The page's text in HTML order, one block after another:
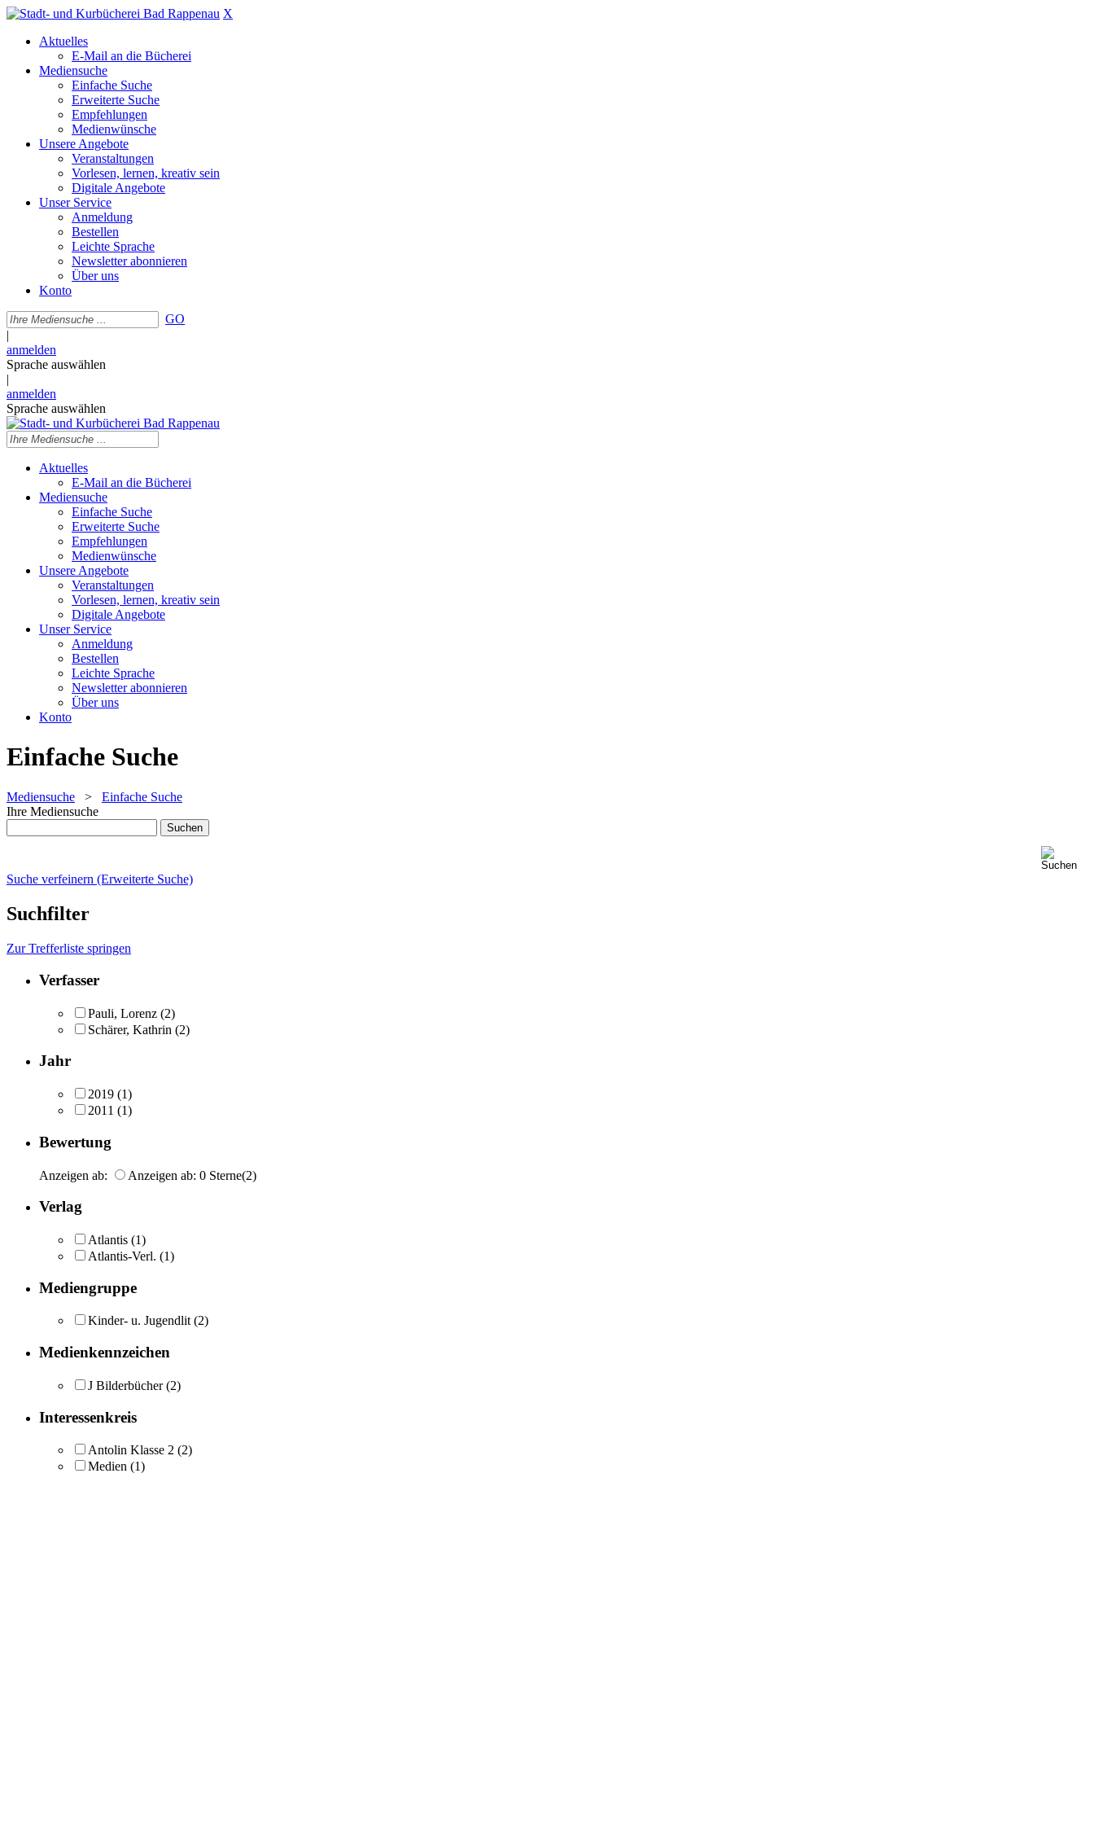
X
Aktuelles
E-Mail an die Bücherei
Mediensuche
Einfache Suche
Erweiterte Suche
Empfehlungen
Medienwünsche
Unsere Angebote
Veranstaltungen
Vorlesen, lernen, kreativ sein
Digitale Angebote
Unser Service
Anmeldung
Bestellen
Leichte Sprache
Newsletter abonnieren
Über uns
Konto
GO
|
anmelden
Sprache auswählen
|
anmelden
Sprache auswählen
Aktuelles
E-Mail an die Bücherei
Mediensuche
Einfache Suche
Erweiterte Suche
Empfehlungen
Medienwünsche
Unsere Angebote
Veranstaltungen
Vorlesen, lernen, kreativ sein
Digitale Angebote
Unser Service
Anmeldung
Bestellen
Leichte Sprache
Newsletter abonnieren
Über uns
Konto
Einfache Suche
Mediensuche > Einfache Suche
Ihre Mediensuche
Suche verfeinern (Erweiterte Suche)
Suchfilter
Zur Trefferliste springen
Verfasser
Pauli, Lorenz (2)
Schärer, Kathrin (2)
Jahr
2019 (1)
2011 (1)
Bewertung
Anzeigen ab: Anzeigen ab: 0 Sterne(2)
Verlag
Atlantis (1)
Atlantis-Verl. (1)
Mediengruppe
Kinder- u. Jugendlit (2)
Medienkennzeichen
J Bilderbücher (2)
Interessenkreis
Antolin Klasse 2 (2)
Medien (1)